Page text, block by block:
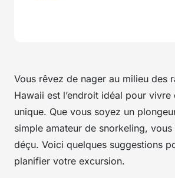
Vous rêvez de nager au milieu des
Hawaii est l’endroit idéal pour
unique. Que vous soyez un
simple amateur de snorkeling, vous
déçu. Voici quelques suggestions
planifier votre excursion.